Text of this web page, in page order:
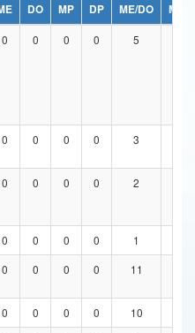
e Comunicações
Humanos
DO MP DP ME/DO
MP/
0 0 0 0 5
0 0 0 0 3
0 0 0 0 2
0 0 0 0 1
0 0 0 0 11
0 0 0 0 10